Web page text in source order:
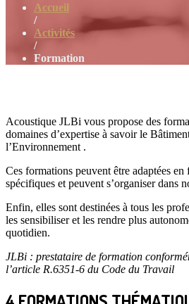
Accueil
/
Activités
/
Formation
Acoustique JLBi vous propose des
domaines d’expertise à savoir le
l’Environnement .
Ces formations peuvent être adaptées
spécifiques et peuvent s’organiser dans
Enfin, elles sont destinées à tous les
les sensibiliser et les rendre plus
quotidien.
JLBi : prestataire de formation
l’article R.6351-6 du Code du Travail